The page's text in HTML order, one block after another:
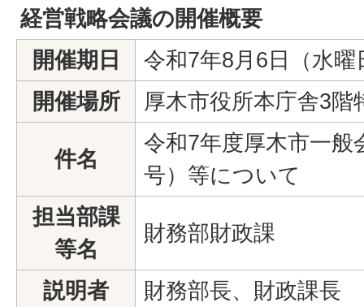
経営戦略会議の開催概要
開催期日
令和7年8月6日（水曜
開催場所
厚木市役所本庁舎3階
件名
令和7年度厚木市一般
号）等について
担当部課
等名
財務部財政課
説明者 財務部長、財政課長